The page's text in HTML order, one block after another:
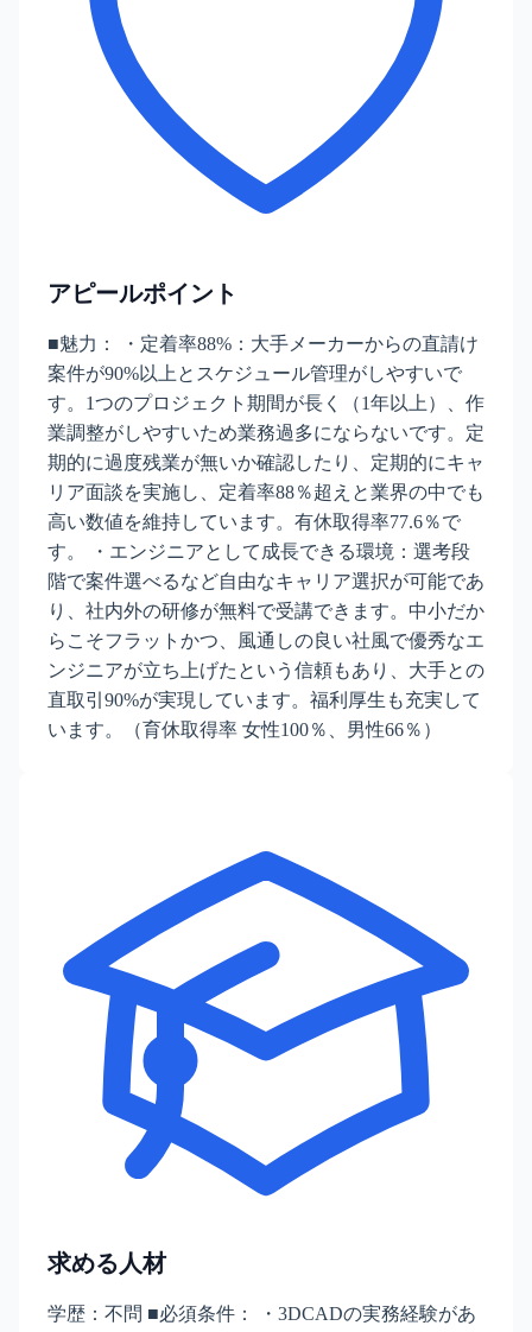
アピールポイント
■魅力： ・定着率88%：大手メーカーからの直請け
案件が90%以上とスケジュール管理がしやすいで
す。1つのプロジェクト期間が長く（1年以上）、作
業調整がしやすいため業務過多にならないです。定
期的に過度残業が無いか確認したり、定期的にキャ
リア面談を実施し、定着率88％超えと業界の中でも
高い数値を維持しています。有休取得率77.6％で
す。 ・エンジニアとして成長できる環境：選考段
階で案件選べるなど自由なキャリア選択が可能であ
り、社内外の研修が無料で受講できます。中小だか
らこそフラットかつ、風通しの良い社風で優秀なエ
ンジニアが立ち上げたという信頼もあり、大手との
直取引90%が実現しています。福利厚生も充実して
います。（育休取得率 女性100％、男性66％）
求める人材
学歴：不問 ■必須条件： ・3DCADの実務経験があ